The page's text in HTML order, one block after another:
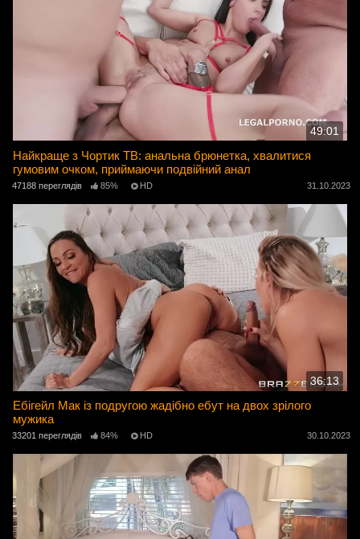
49:01
Найкраще з Чортик ТВ: анальна брюнетка, хвалитися
гумовим очком, приймаючи подвійний анал
47188 переглядів 85% HD 31.10.2023
36:13
Ебігейл Мак із подругою жадібно ебут на двох зрілого
мужика
33201 переглядів 84% HD 30.10.2023